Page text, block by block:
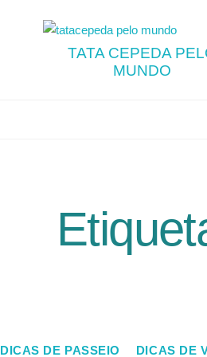
TATA CEPEDA
MUNDO
DICAS DE PASSEIO DICAS DE